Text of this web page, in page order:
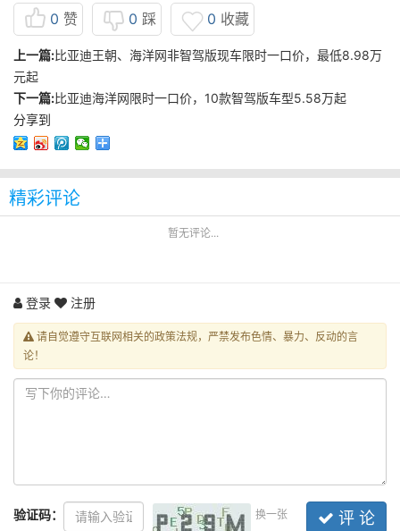
0 赞 0 踩 0 收藏
上一篇:比亚迪王朝、海洋网非智驾版现车限时一口价，最低8.98万
元起
下一篇:比亚迪海洋网限时一口价，10款智驾版车型5.58万起
分享到
精彩评论
暂无评论...
登录 注册
请自觉遵守互联网相关的政策法规，严禁发布色情、暴力、反动的言
论！
验证码： 换一张 评 论